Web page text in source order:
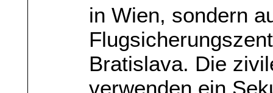
in Wien, sondern
Bratislava. Die
verwenden ein